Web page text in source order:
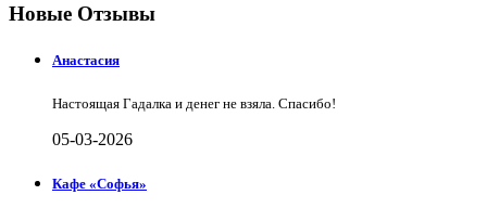
Новые Отзывы
Анастасия
Настоящая Гадалка и денег не взяла. Спасибо!
05-03-2026
Кафе «Софья»